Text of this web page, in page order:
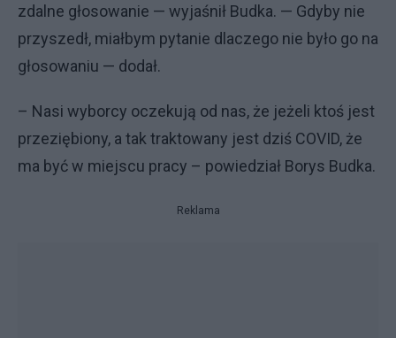
zdalne głosowanie — wyjaśnił Budka. — Gdyby nie
przyszedł, miałbym pytanie dlaczego nie było go na
głosowaniu — dodał.
– Nasi wyborcy oczekują od nas, że jeżeli ktoś jest
przeziębiony, a tak traktowany jest dziś COVID, że
ma być w miejscu pracy – powiedział Borys Budka.
Reklama